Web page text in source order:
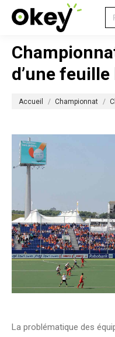
d’une
Accueil Championnat
La problématique des